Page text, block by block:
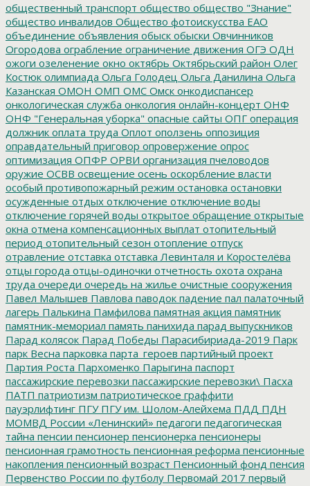
общественный транспорт общество общество "Знание"
общество инвалидов Общество фотоискусства ЕАО
объединение объявления обыск обыски Овчинников
Огородова ограбление ограничение движения ОГЭ ОДН
ожоги озеленение окно октябрь Октябрьский район Олег
Костюк олимпиада Ольга Голодец Ольга Данилина Ольга
Казанская ОМОН ОМП ОМС Омск онкодиспансер
онкологическая служба онкология онлайн-концерт ОНФ
ОНФ "Генеральная уборка" опасные сайты ОПГ операция
должник оплата труда Оплот оползень оппозиция
оправдательный приговор опровержение опрос
оптимизация ОПФР ОРВИ организация пчеловодов
оружие ОСВВ освещение осень оскорбление власти
особый противопожарный режим остановка остановки
осужденные отдых отключение отключение воды
отключение горячей воды открытое обращение открытые
окна отмена компенсационных выплат отопительный
период отопительный сезон отопление отпуск
отравление отставка отставка Левинталя и Коростелёва
отцы города отцы-одиночки отчетность охота охрана
труда очереди очередь на жилье очистные сооружения
Павел Малышев Павлова паводок падение пал палаточный
лагерь Палькина Памфилова памятная акция памятник
памятник-мемориал память панихида парад выпускников
Парад колясок Парад Победы Парасибириада-2019 Парк
парк Весна парковка парта_героев партийный проект
Партия Роста Пархоменко Парыгина паспорт
пассажирские перевозки пассажирские перевозки\ Пасха
ПАТП патриотизм патриотическое граффити
пауэрлифтинг ПГУПГУ им. Шолом-Алейхема ПДД ПДН
МОМВД России «Ленинский» педагоги педагогическая
тайна пенсии пенсионер пенсионерка пенсионеры
пенсионная грамотность пенсионная реформа пенсионные
накопления пенсионный возраст Пенсионный фонд пенсия
Первенство России по футболу Первомай 2017 первый